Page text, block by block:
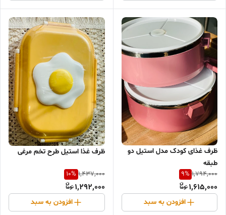
ظرف غذای کودک مدل استیل دو
طبقه
1,794,000
9%
1,615,000
افزودن به سبد
ظرف غذا استیل طرح تخم مرغی
1,437,000
10%
1,292,000
افزودن به سبد